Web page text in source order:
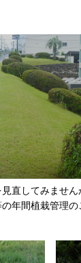
直してみませ
年間植栽管理の